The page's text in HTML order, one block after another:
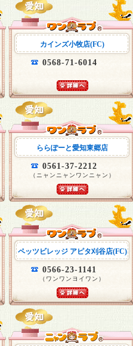
カインズ小牧店(FC)
0568-71-6014
ららぽーと愛知東郷店
0561-37-2212
（ニャンニャンワンニャン）
ペッツビレッジ アピタ刈谷店(FC)
0566-23-1141
（ワンワンヨイワン）